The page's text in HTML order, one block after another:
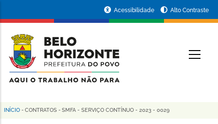
conteúdo
principal
da
Prefeitura
de
Horizonte
Acessibilidade Alto Contraste
Trilha
INÍCIO - CONTRATOS - SMFA - SERVIÇO CONTÍNUO - 2023 - 0029